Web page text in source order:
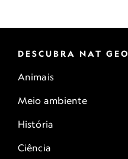
DESCUBRA NAT GEO
Animais
Meio ambiente
História
Ciência